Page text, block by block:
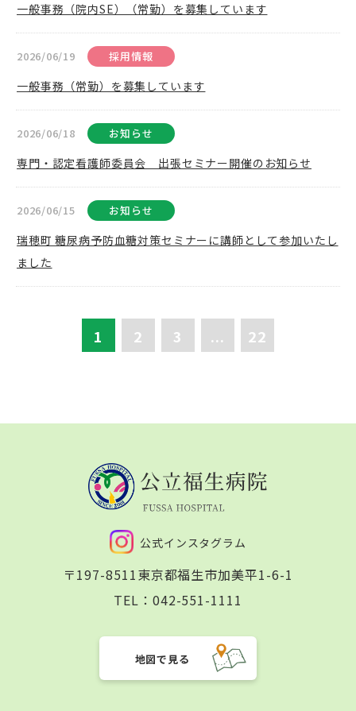
一般事務（院内SE）（常勤）を募集しています
2026/06/19 採用情報
一般事務（常勤）を募集しています
2026/06/18 お知らせ
専門・認定看護師委員会 出張セミナー開催のお知らせ
2026/06/15 お知らせ
瑞穂町 糖尿病予防血糖対策セミナーに講師として参加いたし
ました
1 2 3 ... 22
公式インスタグラム
〒197-8511東京都福生市加美平1-6-1
TEL： 042-551-1111
地図で見る